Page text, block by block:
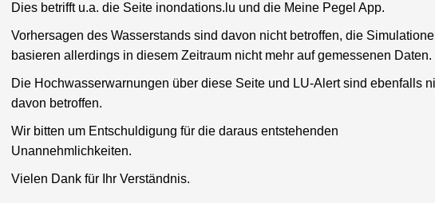
Dies betrifft u.a. die Seite inondations.lu und die Meine Pegel App.
Vorhersagen des Wasserstands sind davon nicht betroffen, die
basieren allerdings in diesem Zeitraum nicht mehr auf gemessenen Daten.
Die Hochwasserwarnungen über diese Seite und LU-Alert sind ebenfalls
davon betroffen.
Wir bitten um Entschuldigung für die daraus entstehenden
Unannehmlichkeiten.
Vielen Dank für Ihr Verständnis.